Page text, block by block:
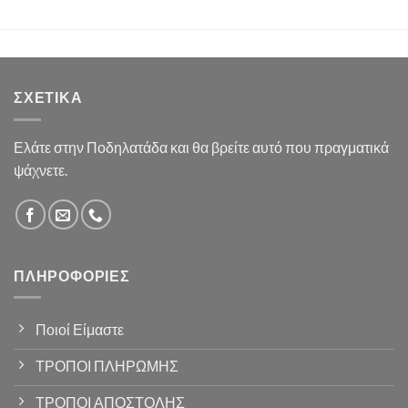
ΣΧΕΤΙΚΆ
Ελάτε στην Ποδηλατάδα και θα βρείτε αυτό που πραγματικά
ψάχνετε.
ΠΛΗΡΟΦΟΡΊΕΣ
Ποιοί Είμαστε
ΤΡΟΠΟΙ ΠΛΗΡΩΜΗΣ
ΤΡΟΠΟΙ ΑΠΟΣΤΟΛΗΣ